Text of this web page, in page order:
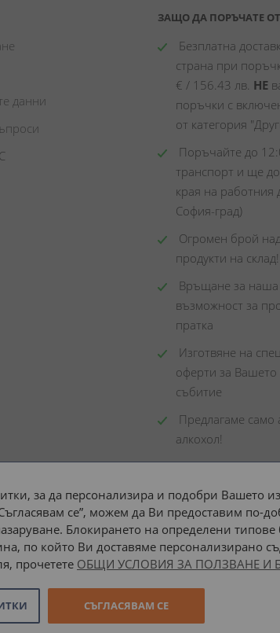
данни
ЗАЩО ДА ПОРЪЧАТЕ
Безплатна
страна при
€ / 156.43 лв. НЕ
поръчки с
от категория
Поръчайте до
транспорт и ще
края на работния
София-град)
Огромен брой
продукти на склад!
Връщане за наша
възможност за
пратка
Изготвяне на
оферти за Вашето
събитие
Предлагаме само
алкохол!
Доставка до адрес с:
Онлайн магазин от
за да персонализира и подобри Вашето
се”, можем да Ви предоставим по-
Блокирането на определени
по който Ви доставяме персонализирано
прочетете ОБЩИ УСЛОВИЯ ЗА ПОЛЗВАНЕ И
СЪГЛАСЯВАМ СЕ